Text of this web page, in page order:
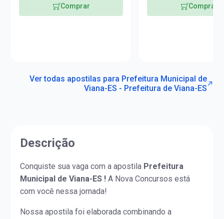
Comprar Comprar
Ver todas apostilas para Prefeitura Municipal de
Viana-ES - Prefeitura de Viana-ES
Descrição
Conquiste sua vaga com a apostila Prefeitura
Municipal de Viana-ES ! A Nova Concursos está
com você nessa jornada!
Nossa apostila foi elaborada combinando a